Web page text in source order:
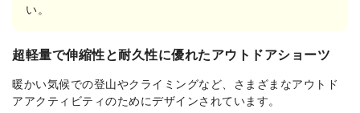
い。
超軽量で伸縮性と耐久性に優れたアウトドアショーツ
暖かい気候での登山やクライミングなど、さまざまなアウトド
アアクティビティのためにデザインされています。